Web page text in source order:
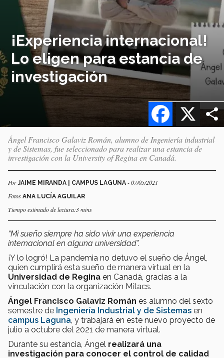
¡Experiencia internacional!
Lo eligen para estancia de
investigación
X
Facebook
Ángel Francisco Galaviz Román, alumno de Ingeniería industrial
y de Sistemas, fue seleccionado para realizar una estancia de
investigación con la University of Regina en Canadá.
PorJAIME MIRANDA | CAMPUS LAGUNA - 07/05/2021
Fotos ANA LUCÍA AGUILAR
Tiempo estimado de lectura:3 mins
“Mi sueño siempre ha sido vivir una experiencia
internacional en alguna universidad”.
¡Y lo logró! La pandemia no detuvo el sueño de Ángel,
quien cumplirá esta sueño de manera virtual en la
Universidad de Regina en Canadá, gracias a la
vinculación con la organización Mitacs.
Ángel Francisco Galaviz Román es alumno del sexto
semestre de Ingeniería Industrial y de Sistemas en
campus Laguna , y trabajará en este nuevo proyecto de
julio a octubre del 2021 de manera virtual.
Durante su estancia, Ángel realizará una
investigación para conocer el control de calidad